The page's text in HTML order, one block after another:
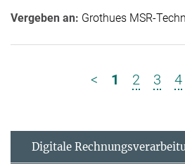
Vergeben an: Grothues MSR-
< 1 2 3 4
Digitale